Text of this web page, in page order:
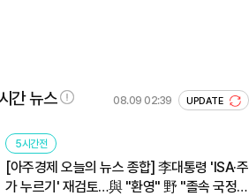
간 뉴스 08.09 02:39 UPDATE
5시간전
[아주경제 오늘의 뉴스 종합] 李대통령 'ISA·주
가 누르기' 재검토…與 "환영" 野 "졸속 국정"